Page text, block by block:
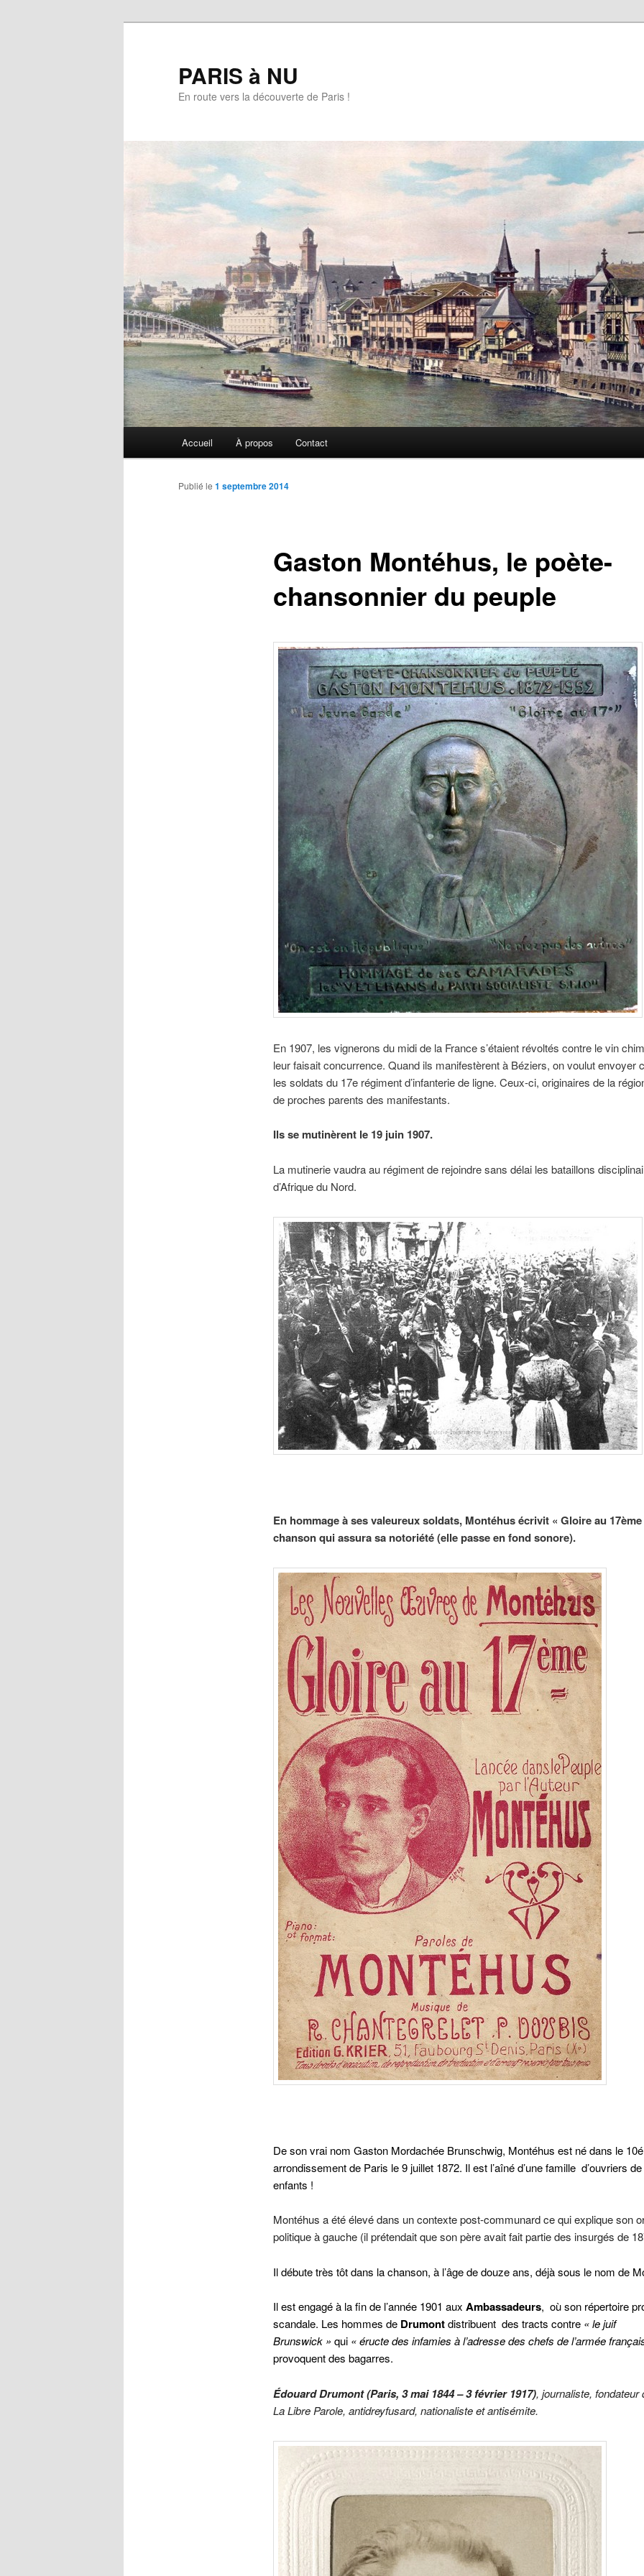
PARIS à NU
En route vers la découverte de Paris !
Accueil À propos Contact
Gaston Montéhus, le poète-
chansonnier du peuple
Publié le 1 septembre 2014
En 1907, les vignerons du midi de la France s’étaient révoltés contre le vin
leur faisait concurrence. Quand ils manifestèrent à Béziers, on voulut envoyer
les soldats du 17e régiment d’infanterie de ligne. Ceux-ci, originaires de la
de proches parents des manifestants.
Ils se mutinèrent le 19 juin 1907.
La mutinerie vaudra au régiment de rejoindre sans délai les bataillons
d’Afrique du Nord.
En hommage à ses valeureux soldats, Montéhus écrivit « Gloire au 17ème
chanson qui assura sa notoriété (elle passe en fond sonore).
De son vrai nom Gaston Mordachée Brunschwig, Montéhus est né dans le
arrondissement de Paris le 9 juillet 1872. Il est l’aîné d’une famille d’ouvriers
enfants !
Montéhus a été élevé dans un contexte post-communard ce qui explique son
politique à gauche (il prétendait que son père avait fait partie des insurgés de
Il débute très tôt dans la chanson, à l’âge de douze ans, déjà sous le nom de
Il est engagé à la fin de l’année 1901 aux Ambassadeurs, où son répertoire
scandale. Les hommes de Drumontdistribuent des tracts contre « le juif
Brunswick » qui « éructe des infamies à l’adresse des chefs de l’armée
provoquent des bagarres.
Édouard Drumont (Paris, 3 mai 1844 – 3 février 1917), journaliste, fondateur
La Libre Parole, antidreyfusard, nationaliste et antisémite.